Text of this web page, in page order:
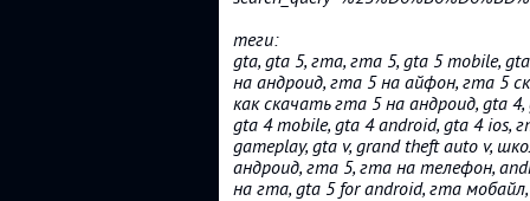
теги:
gta, gta 5, гта, гта 5, gta 5 mobile,
на андроид, гта 5 на айфон, гта 5
как скачать гта 5 на андроид, gta
gta 4 mobile, gta 4 android, gta 4 ios,
gameplay, gta v, grand theft auto v,
андроид, гта 5, гта на телефон,
на гта, gta 5 for android, гта